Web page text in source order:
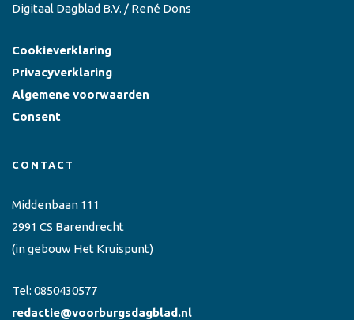
Digitaal Dagblad B.V. / René Dons
Cookieverklaring
Privacyverklaring
Algemene voorwaarden
Consent
CONTACT
Middenbaan 111
2991 CS Barendrecht
(in gebouw Het Kruispunt)
Tel: 0850430577
redactie@voorburgsdagblad.nl